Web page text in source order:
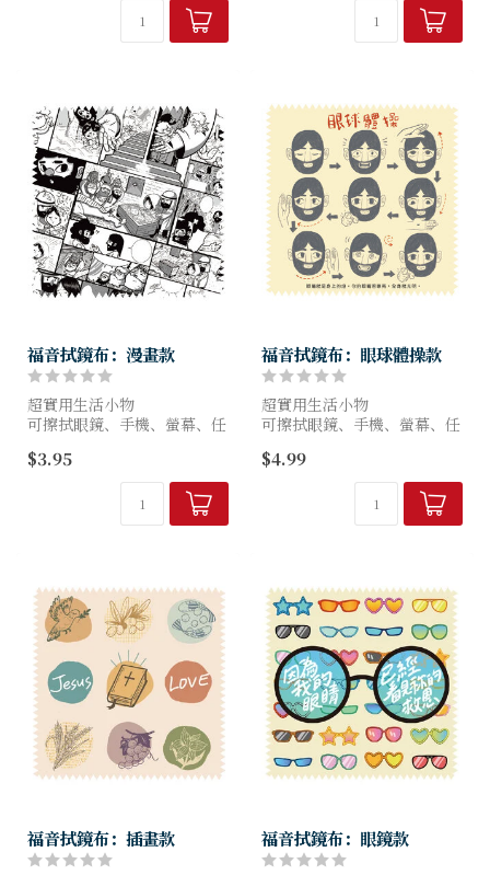
福音拭鏡布：漫畫款
超實用生活小物
可擦拭眼鏡、手機、螢幕、任
多纖維，質感細緻，不易刮傷
鏡面，可刮除油垢污漬
$3.95
福音拭鏡布：眼球體操款
超實用生活小物
可擦拭眼鏡、手機、螢幕、任
物品多纖維，觸感細緻，不易
刮傷鏡面，可刮除油垢汙漬
$4.99
福音拭鏡布：插畫款 福音拭鏡布：眼鏡款